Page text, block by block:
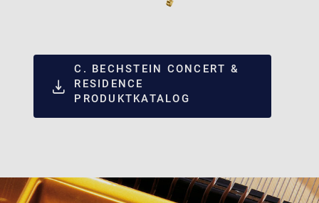
C. BECHSTEIN CONCERT &
RESIDENCE
PRODUKTKATALOG